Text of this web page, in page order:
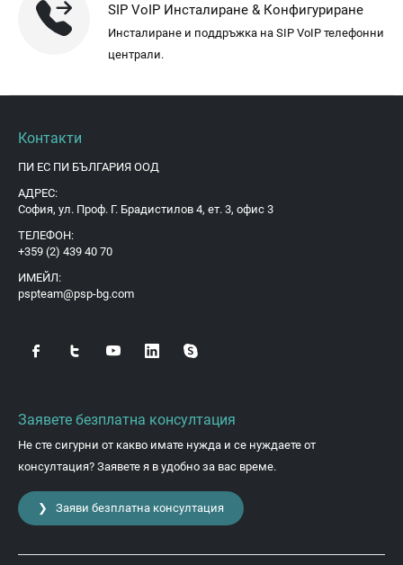
SIP VoIP Инсталиране & Конфигуриране
Инсталиране и поддръжка на SIP VoIP телефонни
централи.
Контакти
ПИ ЕС ПИ БЪЛГАРИЯ ООД
АДРЕС:
София, ул. Проф. Г. Брадистилов 4, ет. 3, офис 3
ТЕЛЕФОН:
+359 (2) 439 40 70
ИМЕЙЛ:
pspteam@psp-bg.com
Заявете безплатна консултация
Не сте сигурни от какво имате нужда и се нуждаете от
консултация? Заявете я в удобно за вас време.
❯ Заяви безплатна консултация